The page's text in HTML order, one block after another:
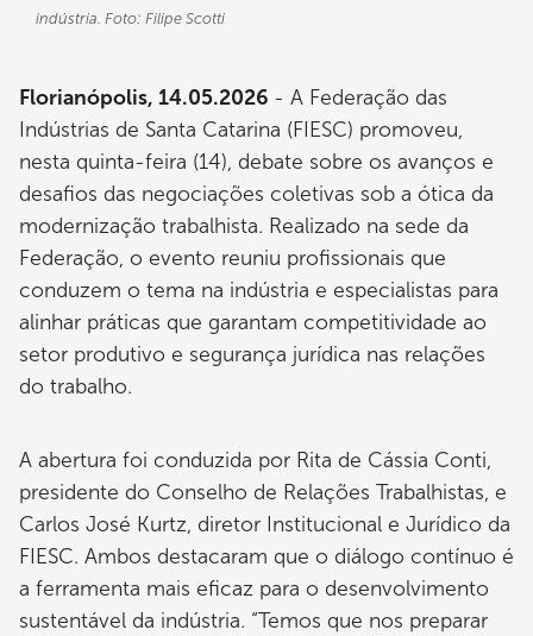
indústria. Foto: Filipe Scotti
Florianópolis, 14.05.2026 - A Federação das
Indústrias de Santa Catarina (FIESC) promoveu,
nesta quinta-feira (14), debate sobre os avanços e
desafios das negociações coletivas sob a ótica da
modernização trabalhista. Realizado na sede da
Federação, o evento reuniu profissionais que
conduzem o tema na indústria e especialistas para
alinhar práticas que garantam competitividade ao
setor produtivo e segurança jurídica nas relações
do trabalho.
A abertura foi conduzida por Rita de Cássia Conti,
presidente do Conselho de Relações Trabalhistas, e
Carlos José Kurtz, diretor Institucional e Jurídico da
FIESC. Ambos destacaram que o diálogo contínuo é
a ferramenta mais eficaz para o desenvolvimento
sustentável da indústria. “Temos que nos preparar